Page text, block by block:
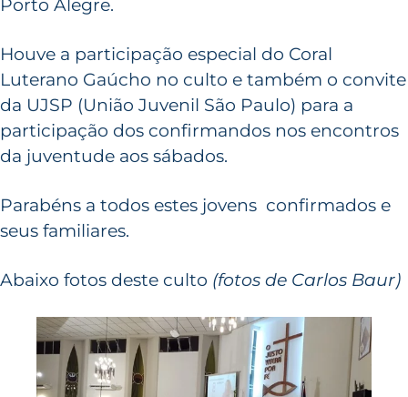
Porto Alegre.
Houve a participação especial do Coral
Luterano Gaúcho no culto e também o convite
da UJSP (União Juvenil São Paulo) para a
participação dos confirmandos nos encontros
da juventude aos sábados.
Parabéns a todos estes jovens confirmados e
seus familiares.
Abaixo fotos deste culto (fotos de Carlos Baur)